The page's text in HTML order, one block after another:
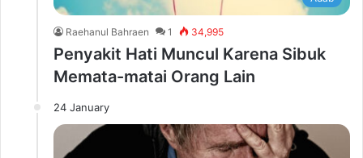
Raehanul Bahraen 1 34,995
Penyakit Hati Muncul Karena Sibuk
Memata-matai Orang Lain
24 January